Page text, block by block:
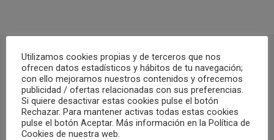
RELATED POSTS
Utilizamos cookies propias y de terceros que nos
ofrecen datos estadísticos y hábitos de tu navegación;
con ello mejoramos nuestros contenidos y ofrecemos
publicidad / ofertas relacionadas con sus preferencias.
Si quiere desactivar estas cookies pulse el botón
Rechazar. Para mantener activas todas estas cookies
pulse el botón Aceptar. Más información en la Política de
Cookies de nuestra web.